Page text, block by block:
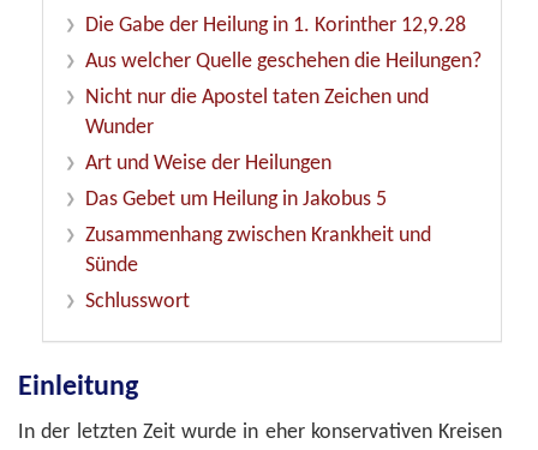
Die Gabe der Heilung in 1. Korinther 12,9.28
Aus welcher Quelle geschehen die Heilungen?
Nicht nur die Apostel taten Zeichen und
Wunder
Art und Weise der Heilungen
Das Gebet um Heilung in Jakobus 5
Zusammenhang zwischen Krankheit und
Sünde
Schlusswort
Einleitung
In der letzten Zeit wurde in eher konservativen Kreisen